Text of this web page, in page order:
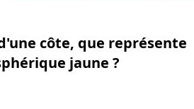
côte, que représente
jaune ?